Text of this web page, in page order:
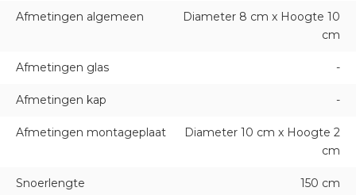
Afmetingen algemeen
Diameter 8 cm x Hoogte 10
cm
Afmetingen glas -
Afmetingen kap -
Afmetingen montageplaat
Diameter 10 cm x Hoogte 2
cm
Snoerlengte 150 cm